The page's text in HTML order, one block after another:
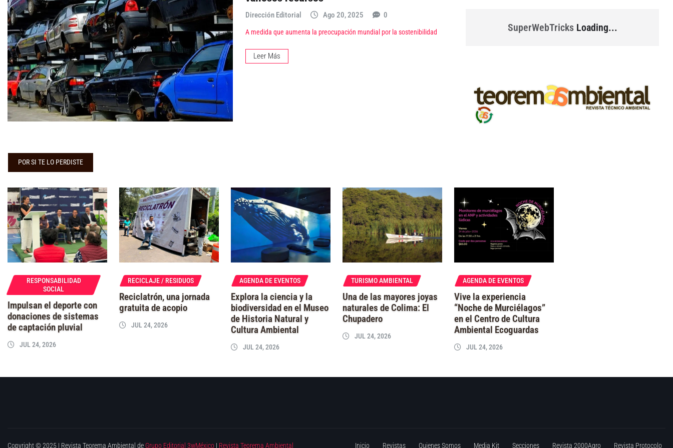
Dirección Editorial Ago 20, 2025 0
A medida que aumenta la preocupación mundial por la sostenibilidad
Leer Más
SuperWebTricksLoading...
POR SI TE LO PERDISTE
RESPONSABILIDAD
SOCIAL
Impulsan el deporte con
donaciones de sistemas
de captación pluvial
JUL 24, 2026
RECICLAJE / RESIDUOS
Reciclatrón, una jornada
gratuita de acopio
JUL 24, 2026
AGENDA DE EVENTOS
Explora la ciencia y la
biodiversidad en el Museo
de Historia Natural y
Cultura Ambiental
JUL 24, 2026
TURISMO AMBIENTAL
Una de las mayores joyas
naturales de Colima: El
Chupadero
JUL 24, 2026
AGENDA DE EVENTOS
Vive la experiencia
“Noche de Murciélagos”
en el Centro de Cultura
Ambiental Ecoguardas
JUL 24, 2026
Copyright © 2025 | Revista Teorema Ambiental de Grupo Editorial 3wMéxico | Revista Teorema Ambiental Inicio Revistas Quienes Somos Media Kit Secciones Revista 2000Agro Revista Protocolo